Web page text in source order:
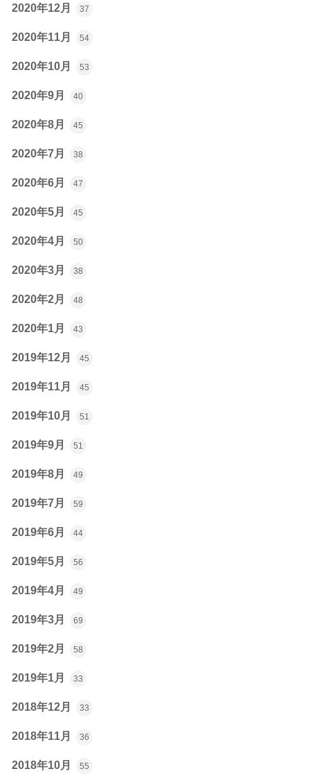
2020年12月 37
2020年11月 54
2020年10月 53
2020年9月 40
2020年8月 45
2020年7月 38
2020年6月 47
2020年5月 45
2020年4月 50
2020年3月 38
2020年2月 48
2020年1月 43
2019年12月 45
2019年11月 45
2019年10月 51
2019年9月 51
2019年8月 49
2019年7月 59
2019年6月 44
2019年5月 56
2019年4月 49
2019年3月 69
2019年2月 58
2019年1月 33
2018年12月 33
2018年11月 36
2018年10月 55